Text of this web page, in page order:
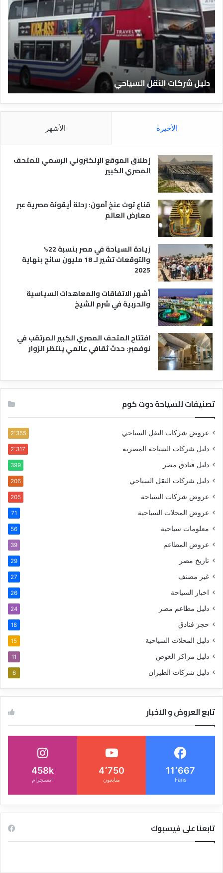
ي
ا
ل
ف
ن
د
ق
ا
ل
ر
ي
ة
دليل الفنادق المصرية
ق
و
الأخيرة الأشهر
إطلاق الموقع الإلكتروني الرسمي للمتحف
المصري الكبير
قناع توت عنخ آمون: رحلة أيقونة مصرية عبر
معارض العالم
زيادة السياحة في مصر بنسبة 22%
والتوقعات تشير لـ 18 مليون سائح بنهاية
2025
أشهر الاتفاقات والمعاهدات السياسية
والحربية في شرم الشيخ
افتتاح المتحف المصري الكبير المرتقب في
نوفمبر: حدث ثقافي عالمي ينتظر الزوار
تصنيفات للسياحة دوت كوم
عروض شركات النقل السياحي 2٬355
دليل شركات السياحة المصرية 2٬317
دليل فنادق مصر 399
دليل شركات النقل السياحي 206
عروض شركات السياحة 205
عروض المحلات السياحية 71
معلومات سياحية 56
عروض المطاعم 39
تاريخ مصر 29
غير مصنف 27
اخبار السياحة 26
دليل مطاعم مصر 24
حجز فنادق 18
دليل المحلات السياحية 15
دليل مراكز الغوص 11
دليل شركات الطيران 6
تابع العروض و الاخبار
11٬667
Fans
4٬750
متابعون
458k
انستجرام
تابعنا على فيسبوك